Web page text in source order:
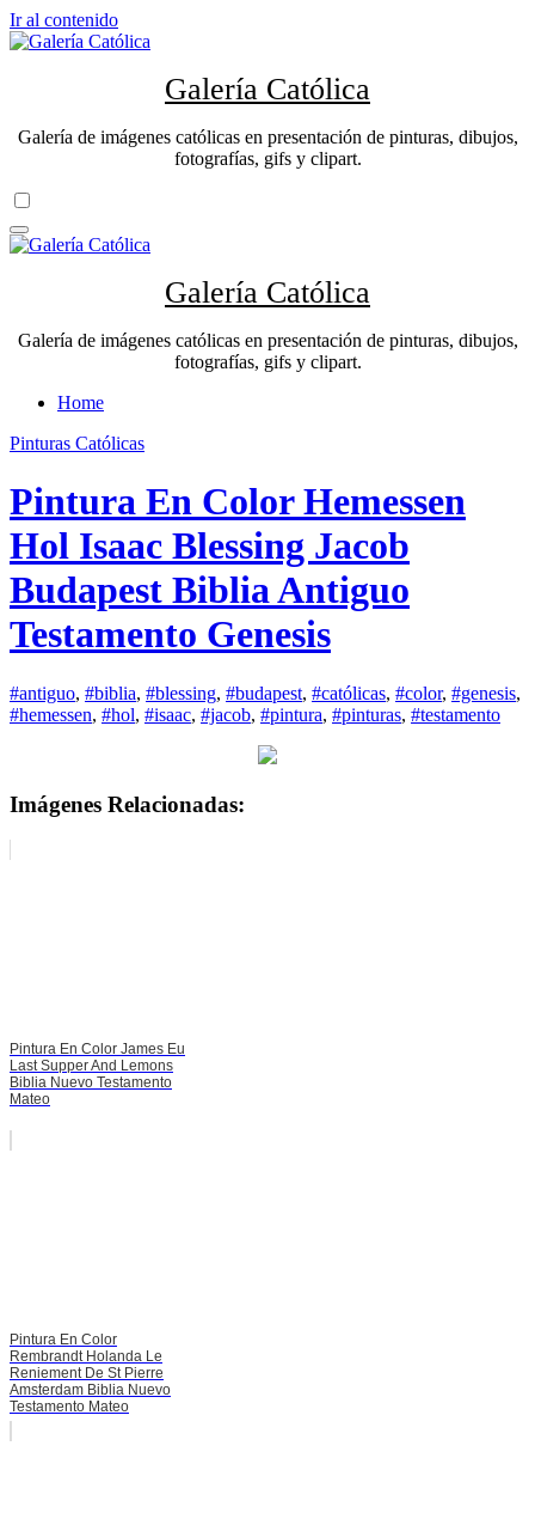
Ir al contenido
Galería Católica
Galería de imágenes católicas en presentación de pinturas, dibujos,
fotografías, gifs y clipart.
Galería Católica
Galería de imágenes católicas en presentación de pinturas, dibujos,
fotografías, gifs y clipart.
Home
Pinturas Católicas
Pintura En Color Hemessen
Hol Isaac Blessing Jacob
Budapest Biblia Antiguo
Testamento Genesis
#antiguo, #biblia, #blessing, #budapest, #católicas, #color, #genesis,
#hemessen, #hol, #isaac, #jacob, #pintura, #pinturas, #testamento
Imágenes Relacionadas:
Pintura En Color James Eu
Last Supper And Lemons
Biblia Nuevo Testamento
Mateo
Pintura En Color
Rembrandt Holanda Le
Reniement De St Pierre
Amsterdam Biblia Nuevo
Testamento Mateo